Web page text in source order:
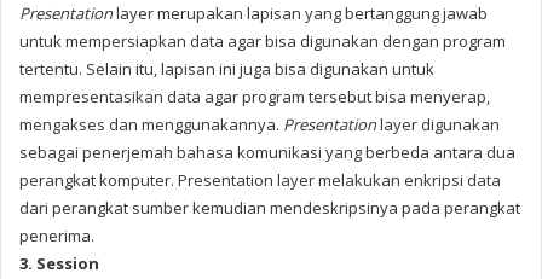
Presentationlayer merupakan lapisan yang bertanggung jawab
untuk mempersiapkan data agar bisa digunakan dengan program
tertentu. Selain itu, lapisan ini juga bisa digunakan untuk
mempresentasikan data agar program tersebut bisa menyerap,
mengakses dan menggunakannya. Presentationlayer digunakan
sebagai penerjemah bahasa komunikasi yang berbeda antara dua
perangkat komputer. Presentation layer melakukan enkripsi data
dari perangkat sumber kemudian mendeskripsinya pada perangkat
penerima.
3. Session